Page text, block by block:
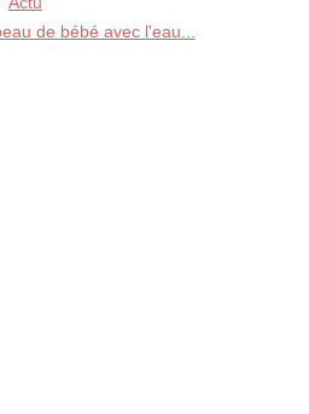
de bébé avec l'eau...